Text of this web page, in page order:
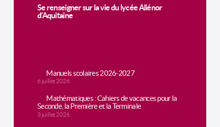
Se renseigner sur la vie du lycée Aliénor
d'Aquitaine
Manuels scolaires 2026-2027
6 juillet 2026
Mathématiques : Cahiers de vacances pour la
Seconde, la Première et la Terminale
3 juillet 2026